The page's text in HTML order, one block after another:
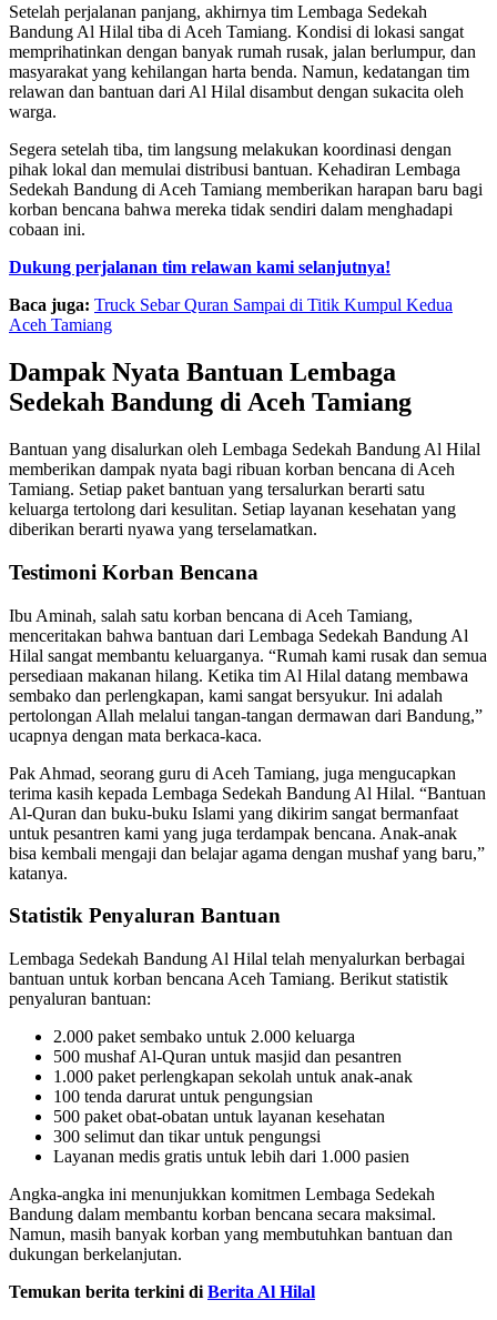
Setelah perjalanan panjang, akhirnya tim Lembaga Sedekah
Bandung Al Hilal tiba di Aceh Tamiang. Kondisi di lokasi sangat
memprihatinkan dengan banyak rumah rusak, jalan berlumpur, dan
masyarakat yang kehilangan harta benda. Namun, kedatangan tim
relawan dan bantuan dari Al Hilal disambut dengan sukacita oleh
warga.
Segera setelah tiba, tim langsung melakukan koordinasi dengan
pihak lokal dan memulai distribusi bantuan. Kehadiran Lembaga
Sedekah Bandung di Aceh Tamiang memberikan harapan baru bagi
korban bencana bahwa mereka tidak sendiri dalam menghadapi
cobaan ini.
Dukung perjalanan tim relawan kami selanjutnya!
Baca juga: Truck Sebar Quran Sampai di Titik Kumpul Kedua
Aceh Tamiang
Dampak Nyata Bantuan Lembaga
Sedekah Bandung di Aceh Tamiang
Bantuan yang disalurkan oleh Lembaga Sedekah Bandung Al Hilal
memberikan dampak nyata bagi ribuan korban bencana di Aceh
Tamiang. Setiap paket bantuan yang tersalurkan berarti satu
keluarga tertolong dari kesulitan. Setiap layanan kesehatan yang
diberikan berarti nyawa yang terselamatkan.
Testimoni Korban Bencana
Ibu Aminah, salah satu korban bencana di Aceh Tamiang,
menceritakan bahwa bantuan dari Lembaga Sedekah Bandung Al
Hilal sangat membantu keluarganya. “Rumah kami rusak dan semua
persediaan makanan hilang. Ketika tim Al Hilal datang membawa
sembako dan perlengkapan, kami sangat bersyukur. Ini adalah
pertolongan Allah melalui tangan-tangan dermawan dari Bandung,”
ucapnya dengan mata berkaca-kaca.
Pak Ahmad, seorang guru di Aceh Tamiang, juga mengucapkan
terima kasih kepada Lembaga Sedekah Bandung Al Hilal. “Bantuan
Al-Quran dan buku-buku Islami yang dikirim sangat bermanfaat
untuk pesantren kami yang juga terdampak bencana. Anak-anak
bisa kembali mengaji dan belajar agama dengan mushaf yang baru,”
katanya.
Statistik Penyaluran Bantuan
Lembaga Sedekah Bandung Al Hilal telah menyalurkan berbagai
bantuan untuk korban bencana Aceh Tamiang. Berikut statistik
penyaluran bantuan:
2.000 paket sembako untuk 2.000 keluarga
500 mushaf Al-Quran untuk masjid dan pesantren
1.000 paket perlengkapan sekolah untuk anak-anak
100 tenda darurat untuk pengungsian
500 paket obat-obatan untuk layanan kesehatan
300 selimut dan tikar untuk pengungsi
Layanan medis gratis untuk lebih dari 1.000 pasien
Angka-angka ini menunjukkan komitmen Lembaga Sedekah
Bandung dalam membantu korban bencana secara maksimal.
Namun, masih banyak korban yang membutuhkan bantuan dan
dukungan berkelanjutan.
Temukan berita terkini di Berita Al Hilal